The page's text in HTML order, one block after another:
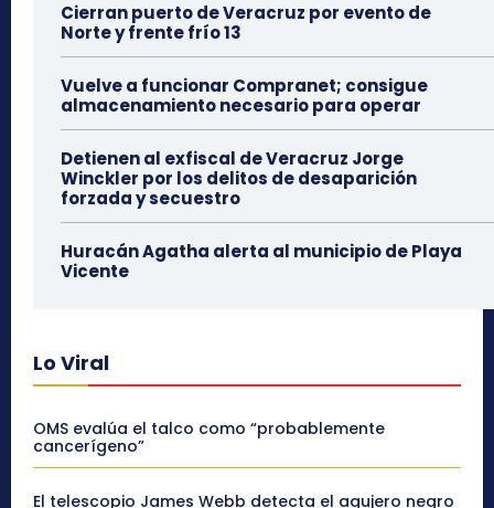
Cierran puerto de Veracruz por evento de
Norte y frente frío 13
Vuelve a funcionar Compranet; consigue
almacenamiento necesario para operar
Detienen al exfiscal de Veracruz Jorge
Winckler por los delitos de desaparición
forzada y secuestro
Huracán Agatha alerta al municipio de Playa
Vicente
Lo Viral
OMS evalúa el talco como “probablemente
cancerígeno”
El telescopio James Webb detecta el agujero negro